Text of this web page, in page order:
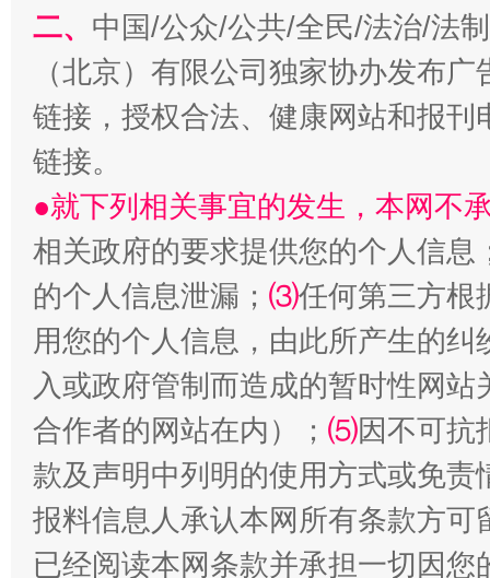
受贿1.44亿！段成刚被判无期 从幼
全民健身五年计划来了！等你上场
二、 中国/公众/公共/全民/法治/法
（北京）有限公司独家协办发布
链接，授权合法、健康网站和报
链接。
●就下列相关事宜的发生，本网不
相关政府的要求提供您的个人信息
的个人信息泄漏； ⑶任何第三方根
用您的个人信息，由此所产生的纠
入或政府管制而造成的暂时性网
合作者的网站在内）； ⑸因不可抗
款及声明中列明的使用方式或免责
报料信息人承认本网所有条款方
已经阅读本网条款并承担一切因